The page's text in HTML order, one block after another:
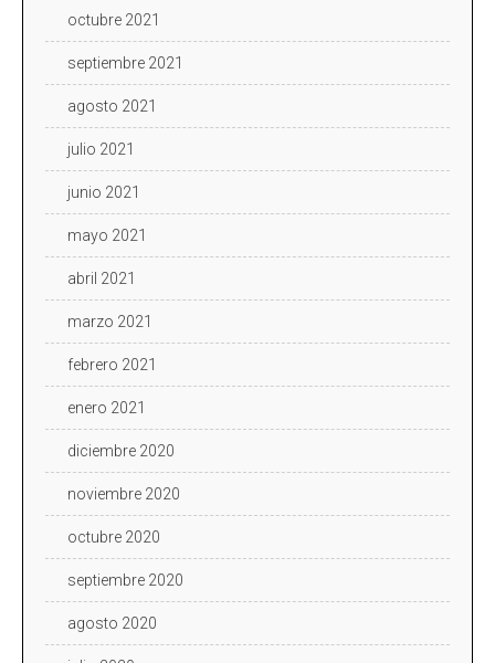
octubre 2021
septiembre 2021
agosto 2021
julio 2021
junio 2021
mayo 2021
abril 2021
marzo 2021
febrero 2021
enero 2021
diciembre 2020
noviembre 2020
octubre 2020
septiembre 2020
agosto 2020